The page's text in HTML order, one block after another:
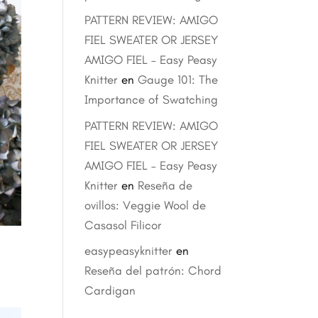
PATTERN REVIEW: AMIGO
FIEL SWEATER OR JERSEY
AMIGO FIEL – Easy Peasy
Knitter enGauge 101: The
Importance of Swatching
PATTERN REVIEW: AMIGO
FIEL SWEATER OR JERSEY
AMIGO FIEL – Easy Peasy
Knitter en Reseña de
ovillos: Veggie Wool de
Casasol Filicor
easypeasyknitter en
Reseña del patrón: Chord
Cardigan